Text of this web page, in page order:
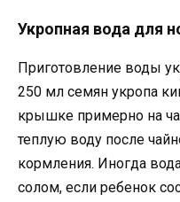
Укропная вода для
Приготовление воды
250 мл семян укропа
крышке примерно на
теплую воду после
кормления. Иногда
солом, если ребенок